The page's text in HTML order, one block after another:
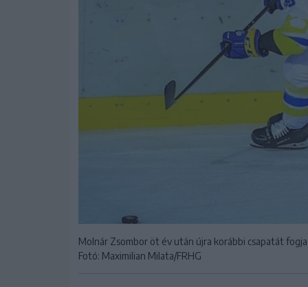
Molnár Zsombor öt év után újra korábbi csapatát
Fotó: Maximilian Milata/FRHG